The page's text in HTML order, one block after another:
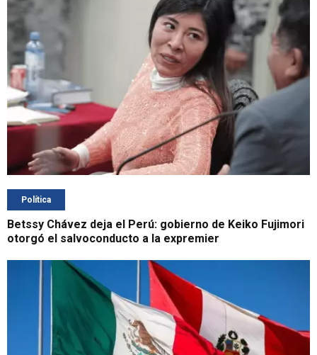
Política
Betssy Chávez deja el Perú: gobierno de Keiko Fujimori
otorgó el salvoconducto a la expremier